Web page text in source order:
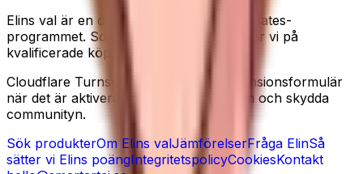
Elins val är en deltagare i Amazon Associates-
programmet. Som Amazon-partner tjänar vi på
kvalificerade köp.
Cloudflare Turnstile kan laddas på recensionsformulär
när det är aktiverat, för att minska spam och skydda
communityn.
Sök produkterOm Elins valJämförelserFråga ElinSå
sätter vi Elins poängIntegritetspolicyCookiesKontakt